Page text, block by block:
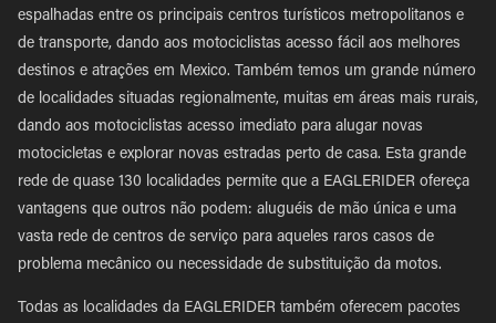
espalhadas entre os principais centros turísticos metropolitanos e
de transporte, dando aos motociclistas acesso fácil aos melhores
destinos e atrações em Mexico. Também temos um grande número
de localidades situadas regionalmente, muitas em áreas mais rurais,
dando aos motociclistas acesso imediato para alugar novas
motocicletas e explorar novas estradas perto de casa. Esta grande
rede de quase 130 localidades permite que a EAGLERIDER ofereça
vantagens que outros não podem: aluguéis de mão única e uma
vasta rede de centros de serviço para aqueles raros casos de
problema mecânico ou necessidade de substituição da motos.
Todas as localidades da EAGLERIDER também oferecem pacotes